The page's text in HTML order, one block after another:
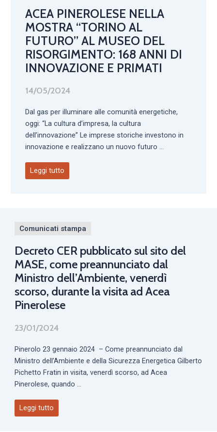
ACEA PINEROLESE NELLA
MOSTRA “TORINO AL
FUTURO” AL MUSEO DEL
RISORGIMENTO: 168 ANNI DI
INNOVAZIONE E PRIMATI
14/05/2024
Dal gas per illuminare alle comunità energetiche,
oggi: “La cultura d’impresa, la cultura
dell’innovazione” Le imprese storiche investono in
innovazione e realizzano un nuovo futuro ...
Leggi tutto
Comunicati stampa
Decreto CER pubblicato sul sito del
MASE, come preannunciato dal
Ministro dell’Ambiente, venerdì
scorso, durante la visita ad Acea
Pinerolese
23/01/2024
Pinerolo 23 gennaio 2024 – Come preannunciato dal
Ministro dell’Ambiente e della Sicurezza Energetica Gilberto
Pichetto Fratin in visita, venerdì scorso, ad Acea
Pinerolese, quando ...
Leggi tutto